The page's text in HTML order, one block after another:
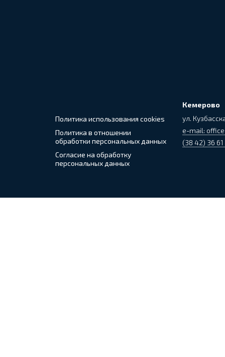
Политика использования cookies
Политика в отношении
обработки персональных данных
Согласие на обработку
персональных данных
Кемерово
ул.
e-mail:
(38 42) 36